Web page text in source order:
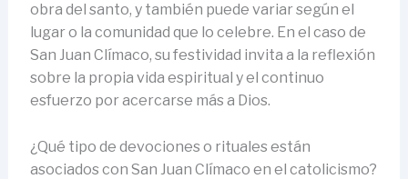
obra del santo, y también puede variar según el
lugar o la comunidad que lo celebre. En el caso de
San Juan Clímaco, su festividad invita a la reflexión
sobre la propia vida espiritual y el continuo
esfuerzo por acercarse más a Dios.
¿Qué tipo de devociones o rituales están
asociados con San Juan Clímaco en el catolicismo?